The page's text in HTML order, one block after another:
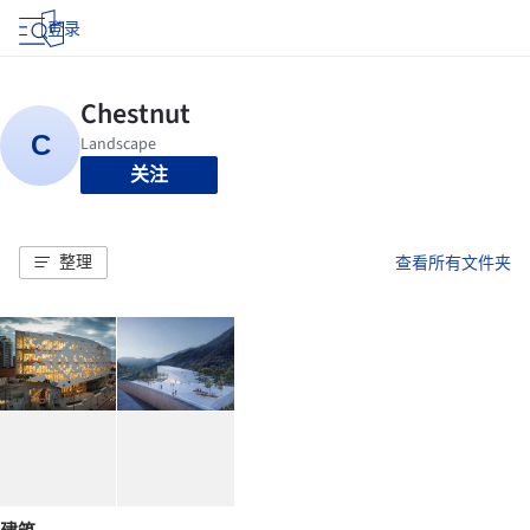
登录
关注
整理 查看所有文件夹